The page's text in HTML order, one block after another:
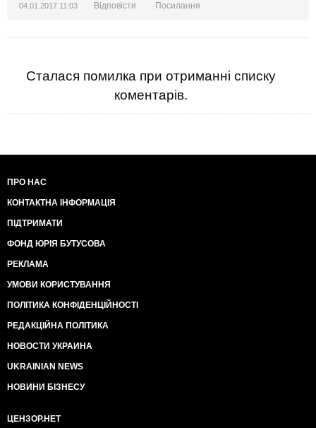
04.01.2017 11:03 Відповісти Посилання
Сталася помилка при отриманні списку
коментарів.
ПРО НАС
КОНТАКТНА ІНФОРМАЦІЯ
ПІДТРИМАТИ
ФОНД ЮРІЯ БУТУСОВА
РЕКЛАМА
УМОВИ КОРИСТУВАННЯ
ПОЛІТИКА КОНФІДЕНЦІЙНОСТІ
РЕДАКЦІЙНА ПОЛІТИКА
НОВОСТИ УКРАИНА
UKRAINIAN NEWS
НОВИНИ БІЗНЕСУ
ЦЕНЗОР.НЕТ